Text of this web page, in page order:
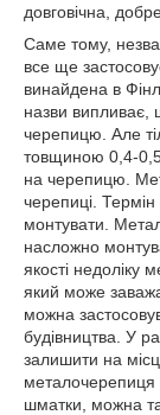
довговічна,
Саме тому,
все ще
винайдена в
назви випливає,
черепицю. Але
товщиною 0,4-
на черепицю.
черепиці.
монтувати.
насложно
якості недоліку
який може
можна
будівництва. У
залишити на
металочерепиця
шматки, можна